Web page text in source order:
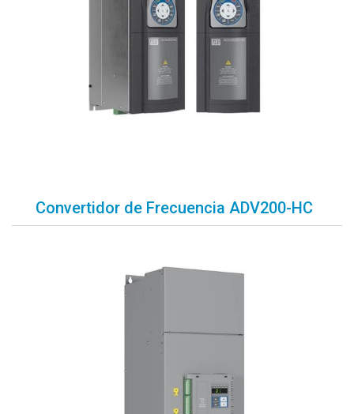
Convertidor de Frecuencia ADV200-HC